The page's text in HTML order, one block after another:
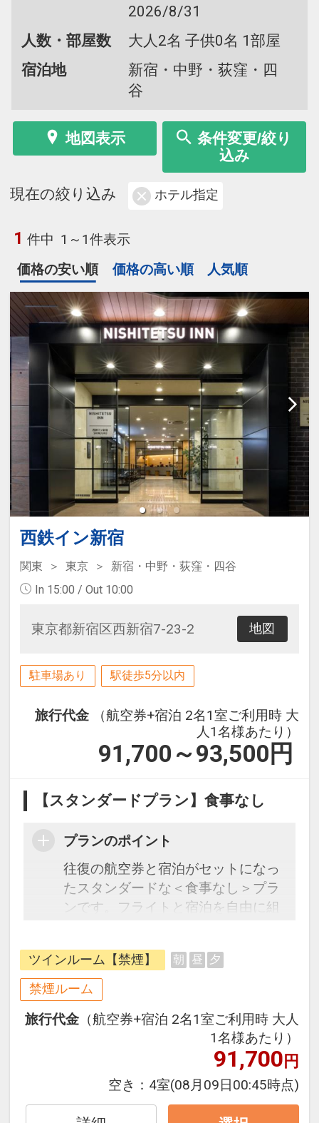
2026/8/31
人数・部屋数
大人2名 子供0名 1部屋
宿泊地
新宿・中野・荻窪・四
谷
地図表示
条件変更/絞り
込み
現在の絞り込み ホテル指定
1 件中 1～1件表示
価格の安い順
価格の高い順 人気順
西鉄イン新宿
関東 東京
新宿・中野・荻窪・四谷
In 15:00 / Out 10:00
東京都新宿区西新宿7-23-2 地図
駐車場あり 駅徒歩5分以内
旅行代金
（航空券+宿泊 2名1室ご利用時 大
人1名様あたり）
91,700～93,500 円
【スタンダードプラン】食事なし
プランのポイント
往復の航空券と宿泊がセットになっ
たスタンダードな＜食事なし＞プラ
ンです。フライトと宿泊を自由に組
ージだから、一都市滞在はもちろん
周遊旅行にも最適！
旅行期間中の1泊だけの宿泊や延
泊・飛び泊なども自由自在です。
フライトは、安心のJAL（または
JALグループ）確約！フライトマイ
オプションでレンタカーや現地交
約）が可能なプランもございます。
ツインルーム【禁煙】 朝 昼 夕
禁煙ルーム
旅行代金 （航空券+宿泊 2名1室ご利用時 大人
1名様あたり）
91,700円
空き： 4室(08月09日00:45時点)